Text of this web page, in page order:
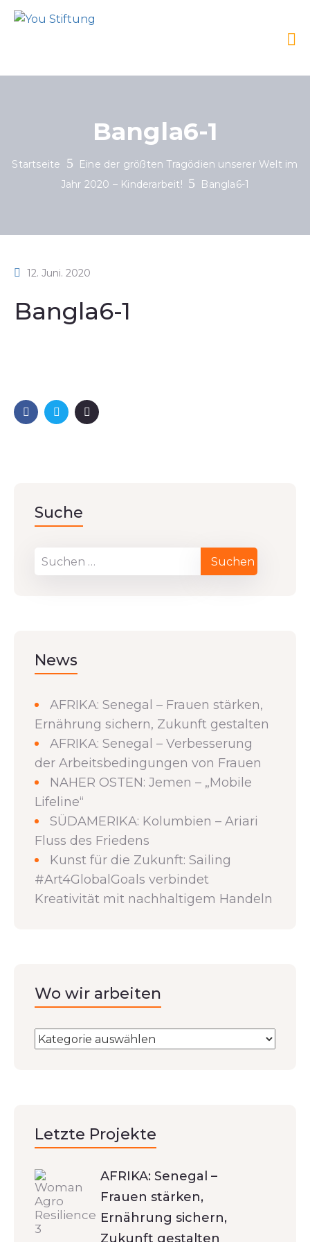
Bangla6-1
Startseite
Eine der größten Tragödien unserer Welt im
Jahr 2020 – Kinderarbeit!
Bangla6-1
12. Juni. 2020
Bangla6-1
Suche
News
AFRIKA: Senegal – Frauen stärken,
Ernährung sichern, Zukunft gestalten
AFRIKA: Senegal – Verbesserung
der Arbeitsbedingungen von Frauen
NAHER OSTEN: Jemen – „Mobile
Lifeline“
SÜDAMERIKA: Kolumbien – Ariari
Fluss des Friedens
Kunst für die Zukunft: Sailing
#Art4GlobalGoals verbindet
Kreativität mit nachhaltigem Handeln
Wo wir arbeiten
Letzte Projekte
AFRIKA: Senegal –
Frauen stärken,
Ernährung sichern,
Zukunft gestalten